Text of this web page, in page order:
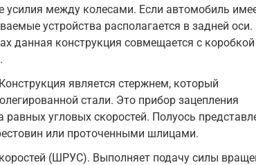
усилия между колесами. Если автомобиль
устройства располагается в задней оси.
данная конструкция совмещается с коробкой
является стержнем, который
стали. Это прибор зацепления
угловых скоростей. Полуось
или проточенными шлицами.
(ШРУС). Выполняет подачу силы